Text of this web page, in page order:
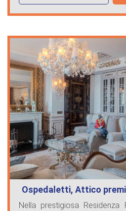
Ospedaletti, Attico
Nella prestigiosa Residenza